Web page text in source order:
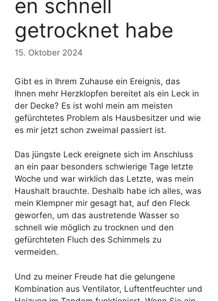
en schnell
getrocknet habe
15. Oktober 2024
Gibt es in Ihrem Zuhause ein Ereignis, das
Ihnen mehr Herzklopfen bereitet als ein Leck in
der Decke? Es ist wohl mein am meisten
gefürchtetes Problem als Hausbesitzer und wie
es mir jetzt schon zweimal passiert ist.
Das jüngste Leck ereignete sich im Anschluss
an ein paar besonders schwierige Tage letzte
Woche und war wirklich das Letzte, was mein
Haushalt brauchte. Deshalb habe ich alles, was
mein Klempner mir gesagt hat, auf den Fleck
geworfen, um das austretende Wasser so
schnell wie möglich zu trocknen und den
gefürchteten Fluch des Schimmels zu
vermeiden.
Und zu meiner Freude hat die gelungene
Kombination aus Ventilator, Luftentfeuchter und